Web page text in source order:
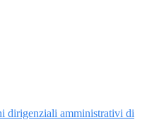
dirigenziali amministrativi di